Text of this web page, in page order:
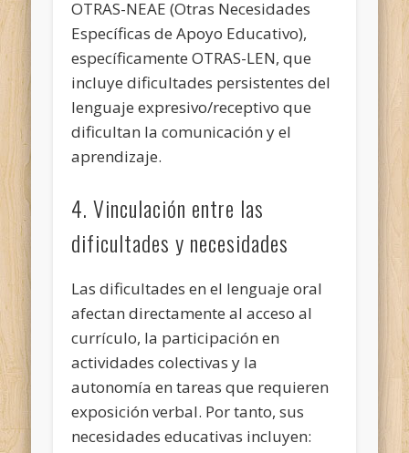
OTRAS-NEAE (Otras Necesidades
Específicas de Apoyo Educativo),
específicamente OTRAS-LEN, que
incluye dificultades persistentes del
lenguaje expresivo/receptivo que
dificultan la comunicación y el
aprendizaje.
4. Vinculación entre las
dificultades y necesidades
Las dificultades en el lenguaje oral
afectan directamente al acceso al
currículo, la participación en
actividades colectivas y la
autonomía en tareas que requieren
exposición verbal. Por tanto, sus
necesidades educativas incluyen: